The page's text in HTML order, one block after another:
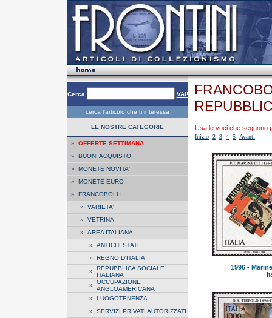
Cerca VAI!
cerca l'articolo che ti interessa
LE NOSTRE CATEGORIE
» OFFERTE SETTIMANA
» BUONI ACQUISTO
» MONETE NOVITA'
» MONETE EURO
» FRANCOBOLLI
» VARIETA'
» VETRINA
» AREA ITALIANA
» ANTICHI STATI
» REGNO D'ITALIA
» REPUBBLICA SOCIALE
ITALIANA
» OCCUPAZIONE
ANGLOAMERICANA
» LUOGOTENENZA
» SERVIZI PRIVATI AUTORIZZATI
Usa le voci che seguono
Inizio 2 3 4 5 Avanti
1996 -